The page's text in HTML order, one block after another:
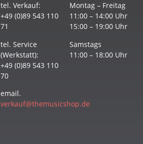
tel. Verkauf:
+49 (0)89 543 110
71
tel. Service
(Werkstatt):
+49 (0)89 543 110
70
email.
verkauf@themusicshop.de
Montag – Freitag
11:00 – 14:00 Uhr
15:00 – 19:00 Uhr
Samstags
11:00 – 18:00 Uhr